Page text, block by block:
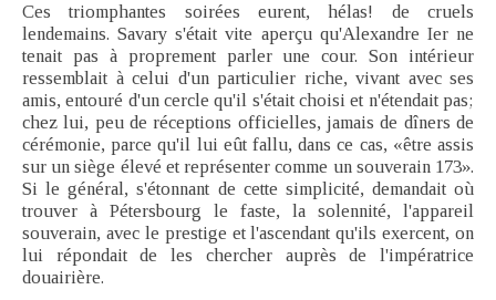
Ces triomphantes soirées eurent, hélas! de cruels
lendemains. Savary s'était vite aperçu qu'Alexandre Ier ne
tenait pas à proprement parler une cour. Son intérieur
ressemblait à celui d'un particulier riche, vivant avec ses
amis, entouré d'un cercle qu'il s'était choisi et n'étendait pas;
chez lui, peu de réceptions officielles, jamais de dîners de
cérémonie, parce qu'il lui eût fallu, dans ce cas, «être assis
sur un siège élevé et représenter comme un souverain 173».
Si le général, s'étonnant de cette simplicité, demandait où
trouver à Pétersbourg le faste, la solennité, l'appareil
souverain, avec le prestige et l'ascendant qu'ils exercent, on
lui répondait de les chercher auprès de l'impératrice
douairière.